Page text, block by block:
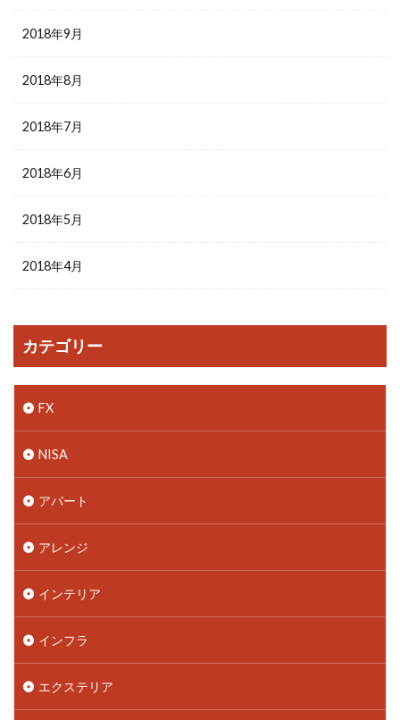
2018年9月
2018年8月
2018年7月
2018年6月
2018年5月
2018年4月
カテゴリー
FX
NISA
アパート
アレンジ
インテリア
インフラ
エクステリア